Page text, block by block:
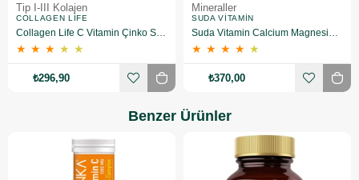
Tip I-III Kolajen
COLLAGEN LIFE
★ ★ ★ ★ ★
₺296,90
Mineraller
SUDA VITAMIN
★ ★ ★ ★ ★
₺370,00
Benzer Ürünler